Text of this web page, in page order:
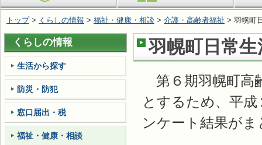
ン
を
ば
す
トップ> くらしの情報 > 福祉・健康・相談 > 介護・高齢者福祉 > 羽幌町
羽幌町日常
第６期羽幌町高
とするため、平
ンケート結果が
くらしの情報
生活から探す
防災・防犯
窓口届出・税
福祉・健康・相談